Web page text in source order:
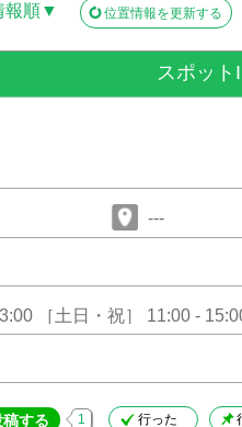
報順▼ 位置情報を更新する
スポット
---
［土日・祝］ 11:00 -
する 1 行った